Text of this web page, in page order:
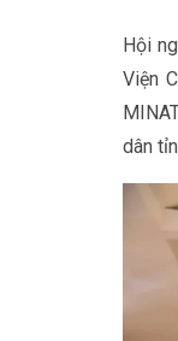
Hội
Viện
dân